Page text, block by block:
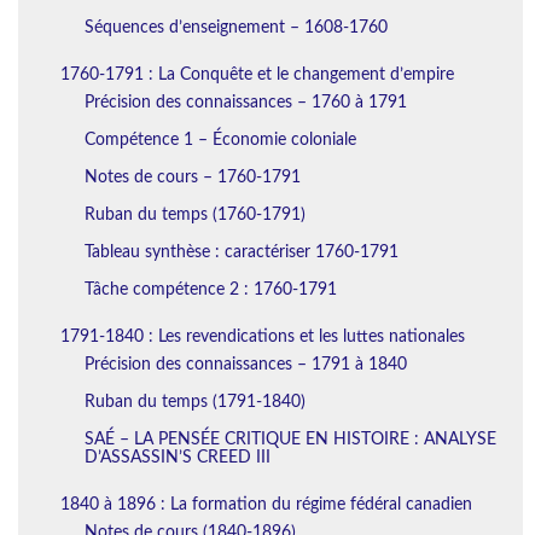
Séquences d’enseignement – 1608-1760
1760-1791 : La Conquête et le changement d’empire
Précision des connaissances – 1760 à 1791
Compétence 1 – Économie coloniale
Notes de cours – 1760-1791
Ruban du temps (1760-1791)
Tableau synthèse : caractériser 1760-1791
Tâche compétence 2 : 1760-1791
1791-1840 : Les revendications et les luttes nationales
Précision des connaissances – 1791 à 1840
Ruban du temps (1791-1840)
SAÉ – LA PENSÉE CRITIQUE EN HISTOIRE : ANALYSE
D’ASSASSIN’S CREED III
1840 à 1896 : La formation du régime fédéral canadien